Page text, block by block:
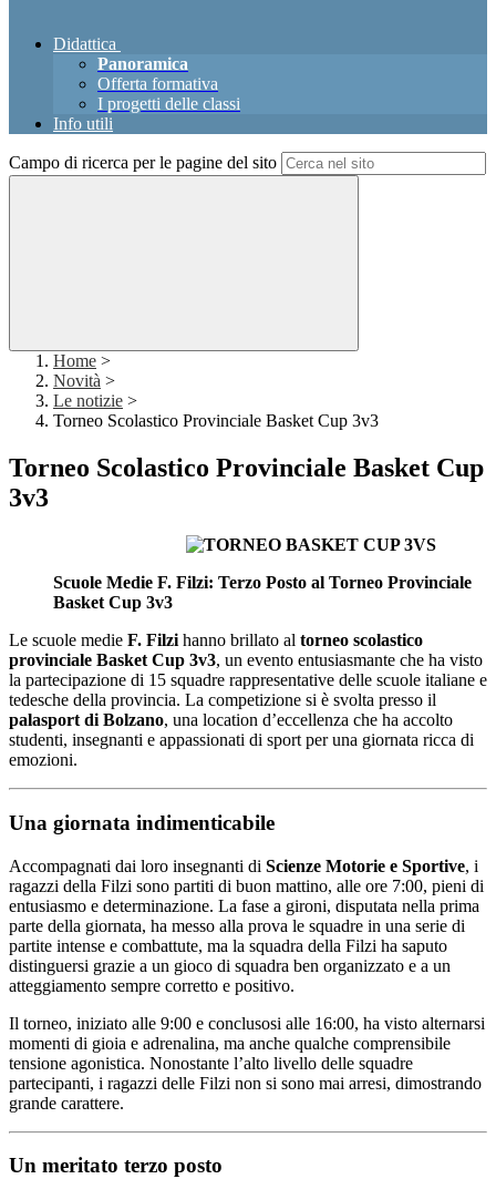
Didattica
Panoramica
Offerta formativa
I progetti delle classi
Info utili
Campo di ricerca per le pagine del sito
Home >
Novità >
Le notizie >
Torneo Scolastico Provinciale Basket Cup 3v3
Torneo Scolastico Provinciale Basket Cup
3v3
Scuole Medie F. Filzi: Terzo Posto al Torneo Provinciale
Basket Cup 3v3
Le scuole medie F. Filzi hanno brillato al torneo scolastico
provinciale Basket Cup 3v3, un evento entusiasmante che ha visto
la partecipazione di 15 squadre rappresentative delle scuole italiane e
tedesche della provincia. La competizione si è svolta presso il
palasport di Bolzano, una location d’eccellenza che ha accolto
studenti, insegnanti e appassionati di sport per una giornata ricca di
emozioni.
Una giornata indimenticabile
Accompagnati dai loro insegnanti di Scienze Motorie e Sportive, i
ragazzi della Filzi sono partiti di buon mattino, alle ore 7:00, pieni di
entusiasmo e determinazione. La fase a gironi, disputata nella prima
parte della giornata, ha messo alla prova le squadre in una serie di
partite intense e combattute, ma la squadra della Filzi ha saputo
distinguersi grazie a un gioco di squadra ben organizzato e a un
atteggiamento sempre corretto e positivo.
Il torneo, iniziato alle 9:00 e conclusosi alle 16:00, ha visto alternarsi
momenti di gioia e adrenalina, ma anche qualche comprensibile
tensione agonistica. Nonostante l’alto livello delle squadre
partecipanti, i ragazzi delle Filzi non si sono mai arresi, dimostrando
grande carattere.
Un meritato terzo posto